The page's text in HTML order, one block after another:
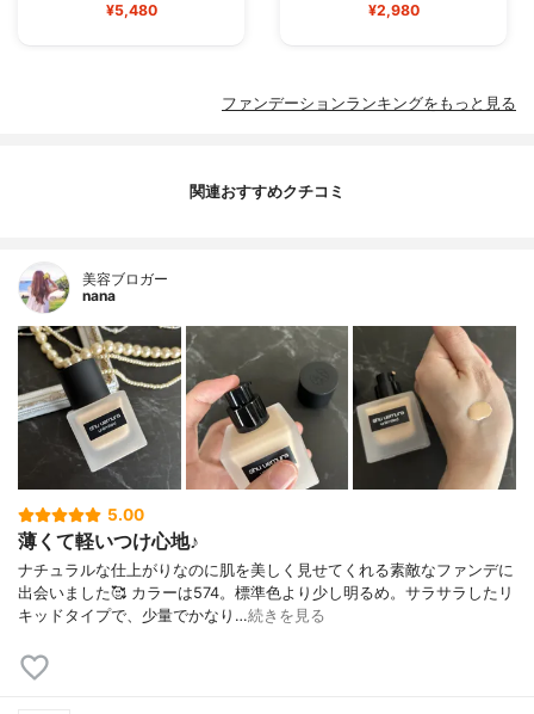
¥5,480 ¥2,980
ファンデーションランキングをもっと見る
関連おすすめクチコミ
美容ブロガー
nana
5.00
薄くて軽いつけ心地♪
ナチュラルな仕上がりなのに肌を美しく見せてくれる素敵なファンデに
出会いました🥰 カラーは574。標準色より少し明るめ。サラサラしたリ
キッドタイプで、少量でかなり…続きを見る